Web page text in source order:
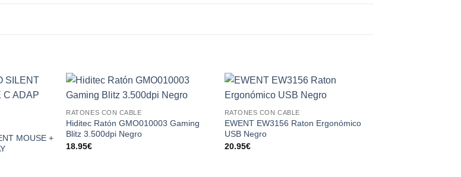
MOUSE +
RATONES CON CABLE
Hiditec Ratón GMO010003 Gaming
Blitz 3.500dpi Negro
18.95€
RATONES CON CABLE
EWENT EW3156 Raton Ergonómico
USB Negro
20.95€